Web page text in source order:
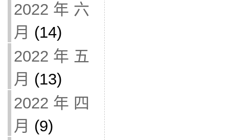
2022 年 六
月 (14)
2022 年 五
月 (13)
2022 年 四
月 (9)